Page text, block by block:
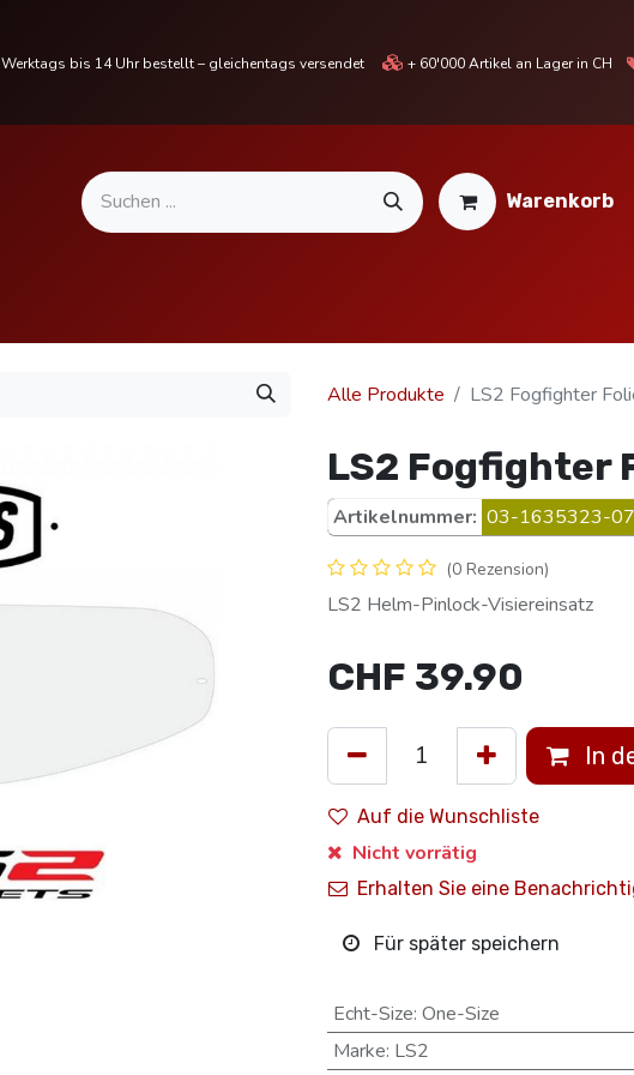
Werktags bis 14 Uhr bestellt – gleichentags versendet + 60'000 Artikel an Lager in CH
Warenkorb
Alle Produkte LS2 Fogfighter
LS2 Fogfighter
Artikelnummer: 03-1635323-
(0 Rezension)
LS2 Helm-Pinlock-Visiereinsatz
CHF 39.90
In
Auf die Wunschliste
Nicht vorrätig
Erhalten Sie eine
Für später speichern
Echt-Size: One-Size
Marke: LS2